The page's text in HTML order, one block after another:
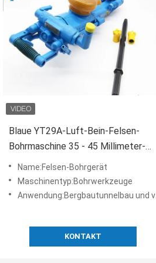
Blaue YT29A-Luft-Bein-Felsen-
Bohrmaschine 35 - 45 Millimeter-
Durchmesser
Name:Felsen-Bohrgerät
Maschinentyp:Bohrwerkzeuge
Anwendung:Bergbautunnelbau und verschiedene Technikoperationen in der Bohrung von Loch-, Metallurgie-, Kohlen-
KONTAKT